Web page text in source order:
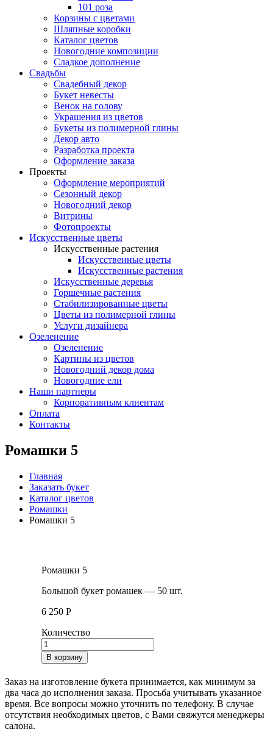
101 роза
Корзины с цветами
Шляпные коробки
Каталог цветов
Новогодние композиции
Сладкое дополнение
Свадьбы
Свадебный декор
Букет невесты
Венок на голову
Украшения из цветов
Букеты из полимерной глины
Декор авто
Разработка проекта
Оформление заказа
Проекты
Оформление мероприятий
Сезонный декор
Новогодний декор
Витрины
Фотопроекты
Искусственные цветы
Искусственные растения
Искусственные цветы
Искусственные растения
Искусственные деревья
Горшечные растения
Стабилизированные цветы
Цветы из полимерной глины
Услуги дизайнера
Озеленение
Озеленение
Картины из цветов
Новогодний декор дома
Новогодние ели
Наши партнеры
Корпоративным клиентам
Оплата
Контакты
Ромашки 5
Главная
Заказать букет
Каталог цветов
Ромашки
Ромашки 5
Ромашки 5
Большой букет ромашек — 50 шт.
6 250 Р
Количество
В корзину
Заказ на изготовление букета принимается, как минимум за
два часа до исполнения заказа. Просьба учитывать указанное
время. Все вопросы можно уточнить по телефону. В случае
отсутствия необходимых цветов, с Вами свяжутся менеджеры
салона.